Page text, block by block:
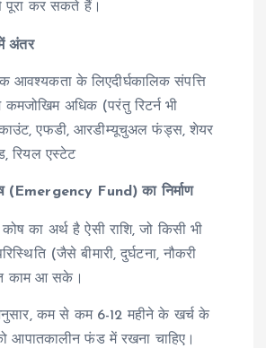
पूरा कर सकते हैं।
अंतर
आवश्यकता के लिएदीर्घकालिक संपत्ति
कमजोखिम अधिक (परंतु रिटर्न भी
एफडी, आरडीम्यूचुअल फंड्स, शेयर
रियल एस्टेट
(Emergency Fund) का निर्माण
का अर्थ है ऐसी राशि, जो किसी भी
(जैसे बीमारी, दुर्घटना, नौकरी
काम आ सके।
कम से कम 6-12 महीने के खर्च के
आपातकालीन फंड में रखना चाहिए।